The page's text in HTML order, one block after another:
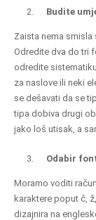
Budite
Zaista nema
Odredite dva do tri
odredite
za naslove ili neki
se dešavati da se
tipa dobiva drugi
jako loš utisak, a
Odabir
Moramo voditi
karaktere poput č,
dizajnira na